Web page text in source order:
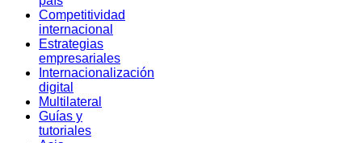
Competitividad
internacional
Estrategias
empresariales
Internacionalización
digital
Multilateral
Guías y
tutoriales